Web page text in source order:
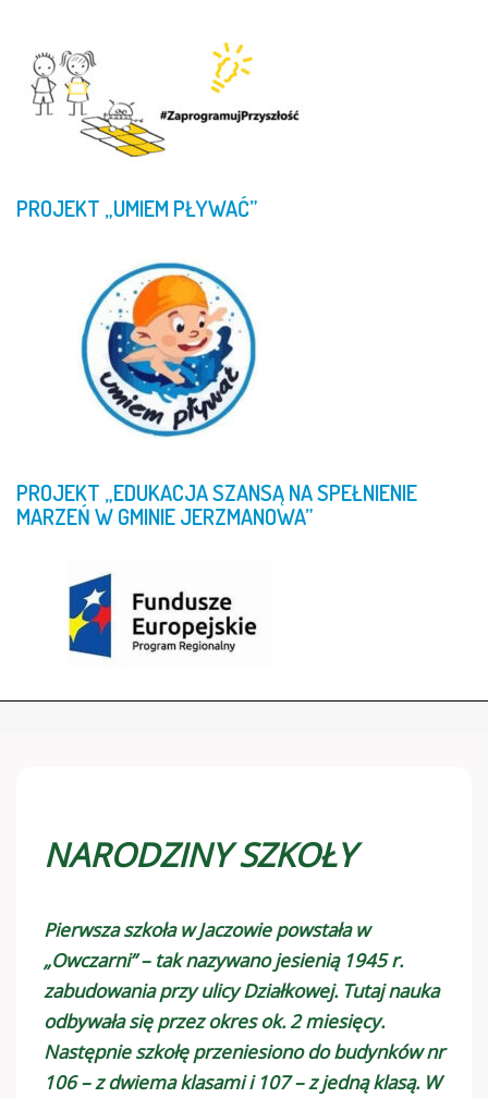
PROJEKT „UMIEMPŁYWAĆ”
PROJEKT „EDUKACJASZANSĄNASPEŁNIENIE
MARZEŃWGMINIEJERZMANOWA”
NARODZINY SZKOŁY
Pierwsza szkoła w Jaczowie powstała w
„Owczarni” – tak nazywano jesienią 1945 r.
zabudowania przy ulicy Działkowej. Tutaj nauka
odbywała się przez okres ok. 2 miesięcy.
Następnie szkołę przeniesiono do budynków nr
106 – z dwiema klasami i 107 – z jedną klasą. W